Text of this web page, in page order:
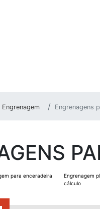
Engrenagem Engrenagens
para enceradeira
Engrenagem
cálculo